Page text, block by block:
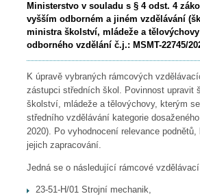
Ministerstvo v souladu s § 4 odst. 4
vyšším odborném a jiném vzdělávání
ministra školství, mládeže a
odborného vzdělání č.j.: MSMT-22745/
K úpravě vybraných rámcových
zástupci středních škol. Povinnost upravit
školství, mládeže a tělovýchovy, kterým
středního vzdělávání kategorie
2020). Po vyhodnocení relevance
jejich zapracování.
Jedná se o následující rámcové
23-51-H/01 Strojní mechanik,